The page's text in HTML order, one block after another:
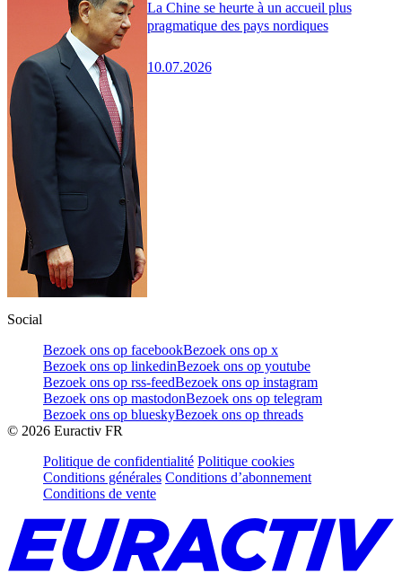
La Chine se heurte à un accueil plus
pragmatique des pays nordiques
10.07.2026
Social
Bezoek ons op facebookBezoek ons op x
Bezoek ons op linkedinBezoek ons op youtube
Bezoek ons op rss-feedBezoek ons op instagram
Bezoek ons op mastodonBezoek ons op telegram
Bezoek ons op blueskyBezoek ons op threads
© 2026 Euractiv FR
Politique de confidentialité Politique cookies
Conditions générales Conditions d’abonnement
Conditions de vente